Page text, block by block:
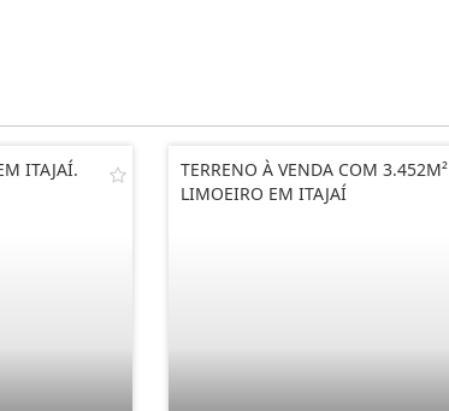
ITAJAÍ.
TERRENO À VENDA COM 3.452M²
LIMOEIRO EM ITAJAÍ